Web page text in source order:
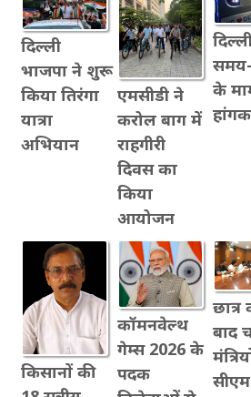
दिल्ली
भाजपा ने शुरू
किया तिरंगा
यात्रा
अभियान
एमसीडी ने
करोल बाग में
राहगीरी
दिवस का
किया
आयोजन
समय-
के
किसानों की
कॉमनवेल्थ
गेम्स 2026 के
पदक
छात्र
बाद